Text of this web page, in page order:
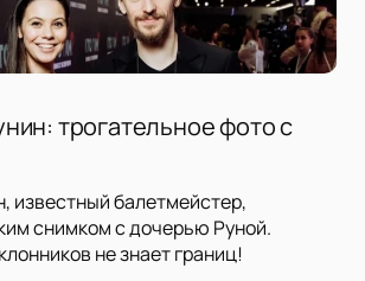
трогательное фото с
известный балетмейстер,
снимком с дочерью Руной.
не знает границ!